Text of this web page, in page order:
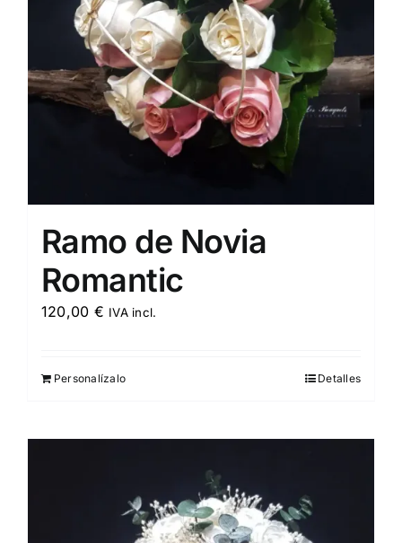
Ramo de Novia
Romantic
120,00 € IVA incl.
Personalízalo Detalles